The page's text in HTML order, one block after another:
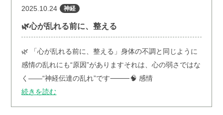
2025.10.24 神経
🌿心が乱れる前に、整える
⁡🌿 「心が乱れる前に、整える」⁡身体の不調と同じように
感情の乱れにも“原因”があります⁡それは、心の弱さではな
く――“神経伝達の乱れ”です⁡⸻⁡🧠 感情
続きを読む